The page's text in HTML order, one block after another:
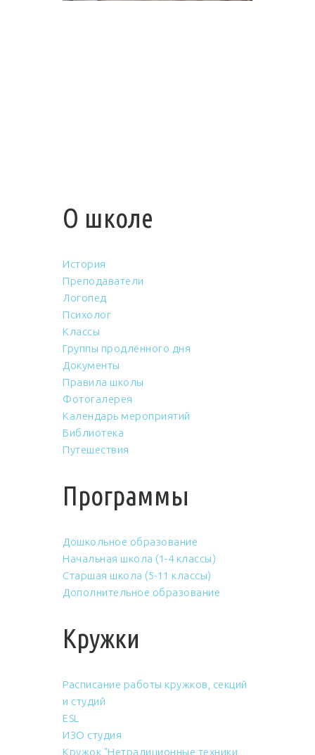
О школе
История
Преподаватели
Логопед
Психолог
Классы
Группы продлённого дня
Документы
Правила школы
Фотогалерея
Календарь мероприятий
Библиотека
Путешествия
Программы
Дошкольное образование
Начальная школа (1-4 классы)
Старшая школа (5-11 классы)
Дополнительное образование
Кружки
Расписание работы кружков, секций
и студий
ESL
ИЗО студия
Кружок "Нетрадиционные техники